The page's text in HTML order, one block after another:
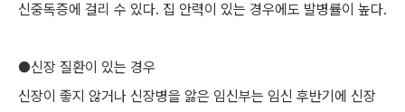
신중독증에 걸리 수 있다. 집 안력이 있는 경우에도 발병률이 높다.
●신장 질환이 있는 경우
신장이 좋지 않거나 신장병을 앓은 임신부는 임신 후반기에 신장